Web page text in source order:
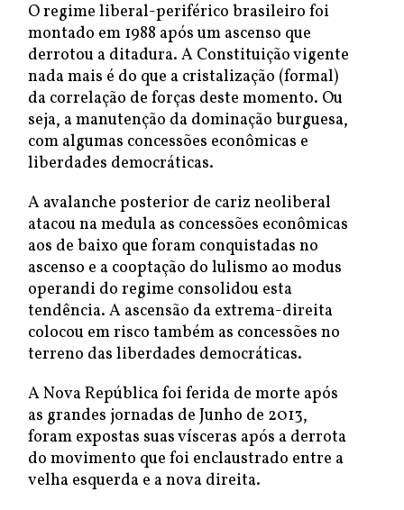
O regime liberal-periférico brasileiro foi
montado em 1988 após um ascenso que
derrotou a ditadura. A Constituição vigente
nada mais é do que a cristalização (formal)
da correlação de forças deste momento. Ou
seja, a manutenção da dominação burguesa,
com algumas concessões econômicas e
liberdades democráticas.
A avalanche posterior de cariz neoliberal
atacou na medula as concessões econômicas
aos de baixo que foram conquistadas no
ascenso e a cooptação do lulismo ao modus
operandi do regime consolidou esta
tendência. A ascensão da extrema-direita
colocou em risco também as concessões no
terreno das liberdades democráticas.
A Nova República foi ferida de morte após
as grandes jornadas de Junho de 2013,
foram expostas suas vísceras após a derrota
do movimento que foi enclaustrado entre a
velha esquerda e a nova direita.